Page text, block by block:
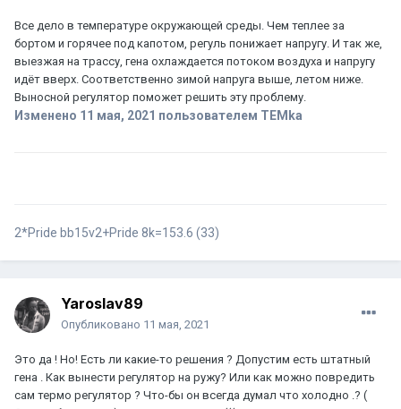
Все дело в температуре окружающей среды. Чем теплее за
бортом и горячее под капотом, регуль понижает напругу. И так же,
выезжая на трассу, гена охлаждается потоком воздуха и напругу
идёт вверх. Соответственно зимой напруга выше, летом ниже.
Выносной регулятор поможет решить эту проблему.
Изменено 11 мая, 2021 пользователем TEMka
2*Pride bb15v2+Pride 8k=153.6 (33)
Yaroslav89
Опубликовано 11 мая, 2021
Это да ! Но! Есть ли какие-то решения ? Допустим есть штатный
гена . Как вынести регулятор на ружу? Или как можно повредить
сам термо регулятор ? Что-бы он всегда думал что холодно .? (